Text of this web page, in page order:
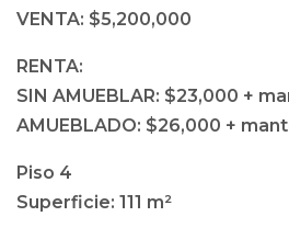
VENTA: $5,200,000
RENTA:
SIN AMUEBLAR: $23,000 +
AMUEBLADO: $26,000 +
Piso 4
Superficie: 111 m²